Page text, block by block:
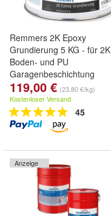
Remmers 2K Epoxy
Grundierung 5 KG - für 2K
Boden- und PU
Garagenbeschichtung
119,00 € (23,80 €/kg)
Kostenloser Versand
45
Anzeige